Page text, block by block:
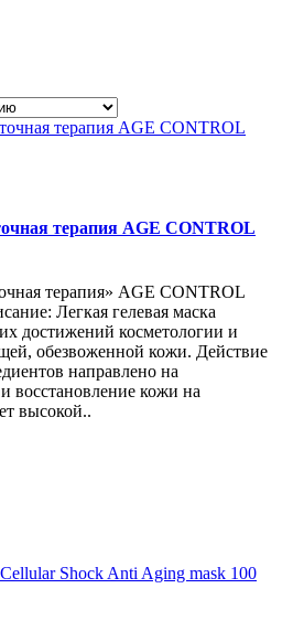
терапия AGE CONTROL
терапия» AGE CONTROL
Легкая гелевая маска
достижений косметологии и
обезвоженной кожи. Действие
направлено на
восстановление кожи на
высокой..